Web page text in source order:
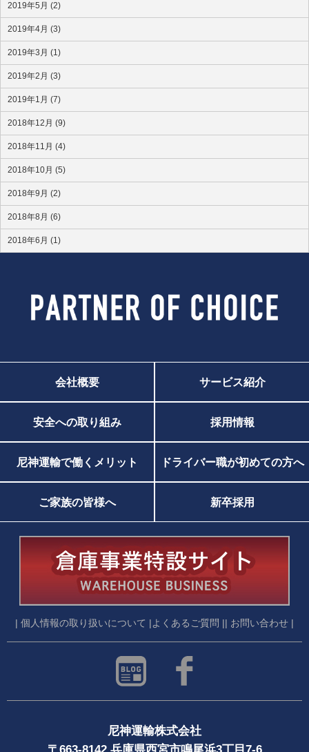
2019年5月 (2)
2019年4月 (3)
2019年3月 (1)
2019年2月 (3)
2019年1月 (7)
2018年12月 (9)
2018年11月 (4)
2018年10月 (5)
2018年9月 (2)
2018年8月 (6)
2018年6月 (1)
会社概要 サービス紹介
安全への取り組み 採用情報
尼神運輸で働くメリット ドライバー職が初めての方へ
ご家族の皆様へ 新卒採用
| 個人情報の取り扱いについて | よくあるご質問 | | お問い合わせ |
尼神運輸株式会社